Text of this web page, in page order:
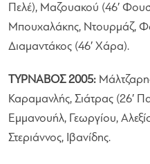
Πελέ), Μαζουακού (46′
Μπουχαλάκης, Ντουρμάζ,
Διαμαντάκος (46′ Χάρα).
ΤΥΡΝΑΒΟΣ 2005:
Καραμανλής, Σιάτρας (26′
Εμμανουήλ, Γεωργίου,
Στεριάννος, Ιβανίδης.